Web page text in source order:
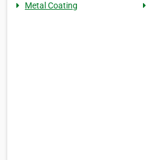
Metal Coating